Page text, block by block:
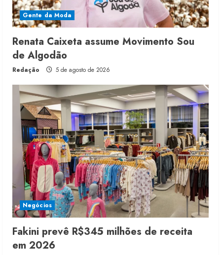
Gente da Moda
Renata Caixeta assume Movimento Sou
de Algodão
Redação 5 de agosto de 2026
Negócios
Fakini prevê R$345 milhões de receita
em 2026